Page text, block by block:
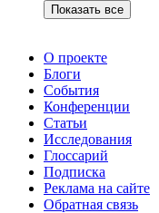
Показать все
О проекте
Блоги
События
Конференции
Статьи
Исследования
Глоссарий
Подписка
Реклама на сайте
Обратная связь